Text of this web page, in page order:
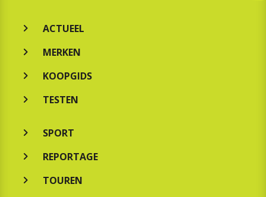
ACTUEEL
MERKEN
KOOPGIDS
TESTEN
SPORT
REPORTAGE
TOUREN